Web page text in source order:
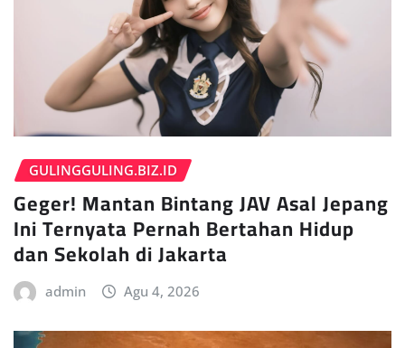
GULINGGULING.BIZ.ID
Geger! Mantan Bintang JAV Asal Jepang
Ini Ternyata Pernah Bertahan Hidup
dan Sekolah di Jakarta
admin Agu 4, 2026